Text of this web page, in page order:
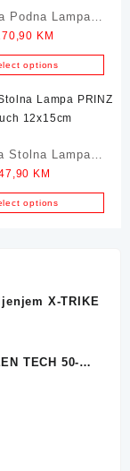
Podna Lampa
Black 40x150cm
KM
options
Stolna Lampa
Touch 12x15cm
KM
options
X-TRIKE
TECH 50-